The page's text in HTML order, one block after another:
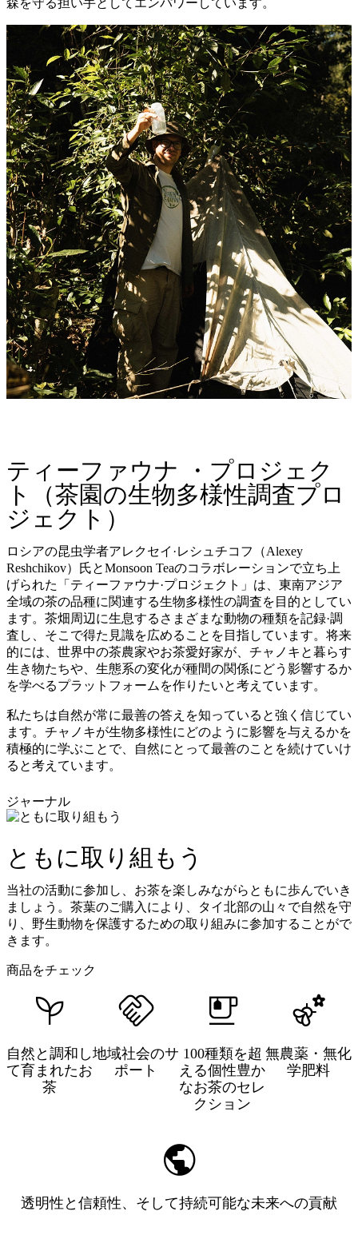
森を守る担い手としてエンパワーしています。
ティーファウナ ・プロジェク
ト（茶園の生物多様性調査プロ
ジェクト）
ロシアの昆虫学者アレクセイ·レシュチコフ（Alexey
Reshchikov）氏とMonsoon Teaのコラボレーションで立ち上
げられた「ティーファウナ·プロジェクト」は、東南アジア
全域の茶の品種に関連する生物多様性の調査を目的としてい
ます。茶畑周辺に生息するさまざまな動物の種類を記録·調
査し、そこで得た見識を広めることを目指しています。将来
的には、世界中の茶農家やお茶愛好家が、チャノキと暮らす
生き物たちや、生態系の変化が種間の関係にどう影響するか
を学べるプラットフォームを作りたいと考えています。
私たちは自然が常に最善の答えを知っていると強く信じてい
ます。チャノキが生物多様性にどのように影響を与えるかを
積極的に学ぶことで、自然にとって最善のことを続けていけ
ると考えています。
ジャーナル
ともに取り組もう
当社の活動に参加し、お茶を楽しみながらともに歩んでいき
ましょう。茶葉のご購入により、タイ北部の山々で自然を守
り、野生動物を保護するための取り組みに参加することがで
きます。
商品をチェック
自然と調和し
て育まれたお
茶
地域社会のサ
ポート
100種類を超
える個性豊か
なお茶のセレ
クション
無農薬・無化
学肥料
透明性と信頼性、そして持続可能な未来への貢献